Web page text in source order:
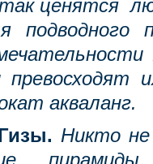
ценятся
подводного
акваланг.
Никто